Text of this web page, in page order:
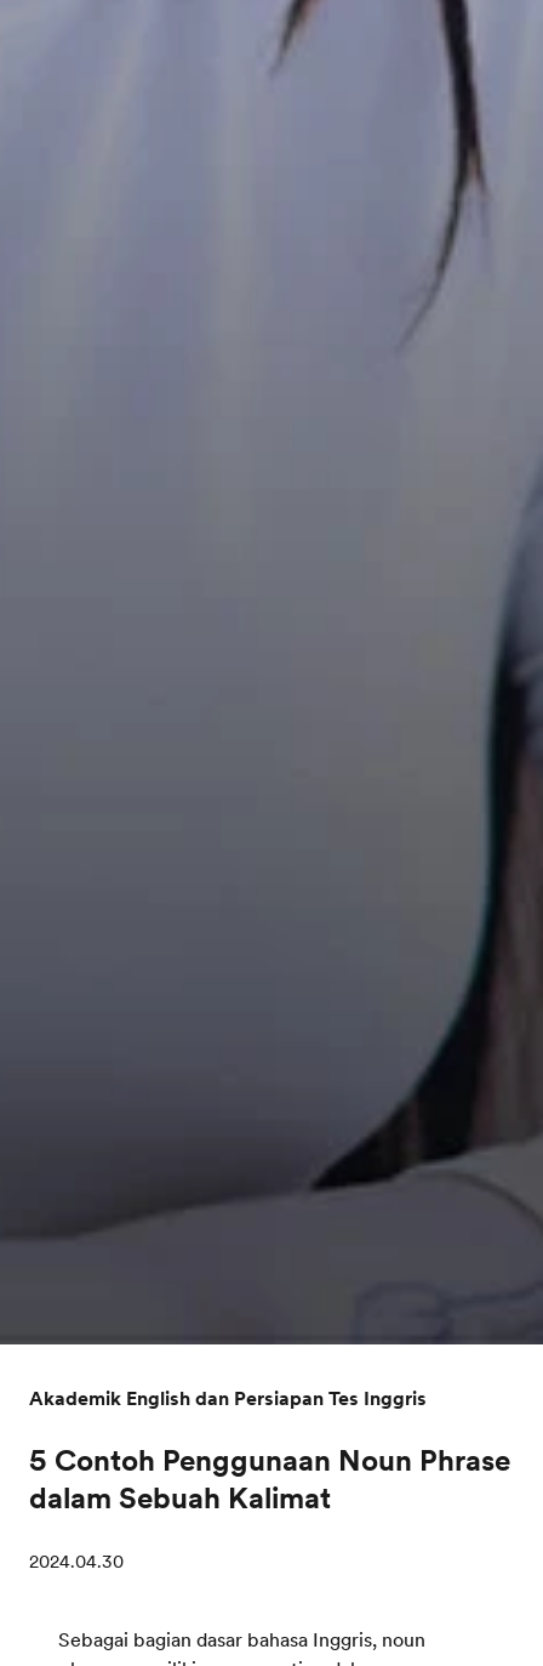
Akademik English dan Persiapan Tes Inggris
5 Contoh Penggunaan Noun Phrase
dalam Sebuah Kalimat
2024.04.30
Sebagai bagian dasar bahasa Inggris, noun